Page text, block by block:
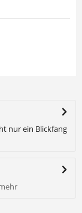
nur ein Blickfang